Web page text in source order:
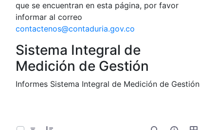
que se encuentran en esta página, por favor
informar al correo
contactenos@contaduria.gov.co
Sistema Integral de
Medición de Gestión
Informes Sistema Integral de Medición de Gestión